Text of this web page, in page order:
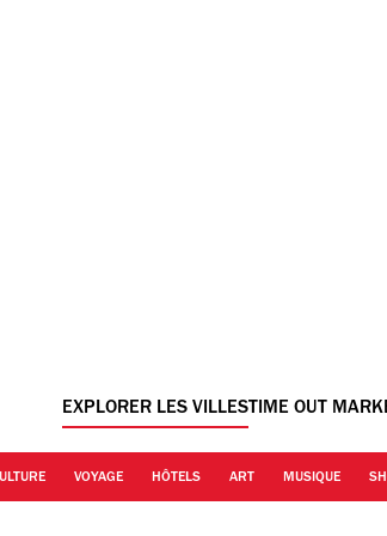
EXPLORER LES VILLESTIME OUT
VOYAGE HÔTELS ART MUSIQUE